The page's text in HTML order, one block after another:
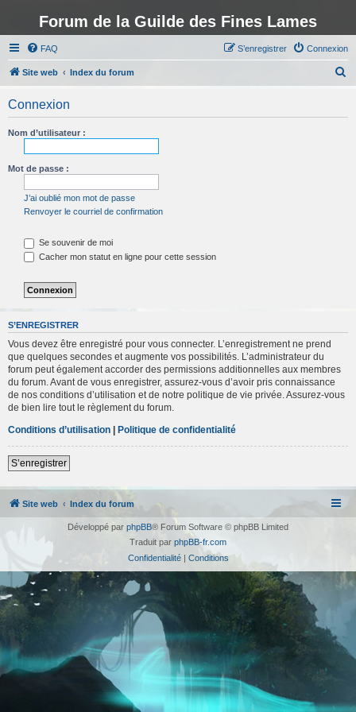
Forum de la Guilde des Fines Lames
FAQ Connexion
S’enregistrer
Site web Index du forum
Connexion
Nom d’utilisateur :
Mot de passe :
J’ai oublié mon mot de passe
Renvoyer le courriel de confirmation
Se souvenir de moi
Cacher mon statut en ligne pour cette session
S’ENREGISTRER
Vous devez être enregistré pour vous connecter. L’enregistrement ne prend
que quelques secondes et augmente vos possibilités. L’administrateur du
forum peut également accorder des permissions additionnelles aux membres
du forum. Avant de vous enregistrer, assurez-vous d’avoir pris connaissance
de nos conditions d’utilisation et de notre politique de vie privée. Assurez-vous
de bien lire tout le règlement du forum.
Conditions d’utilisation | Politique de confidentialité
S’enregistrer
Site web Index du forum
Développé par phpBB® Forum Software © phpBB Limited
Traduit par phpBB-fr.com
Confidentialité| Conditions